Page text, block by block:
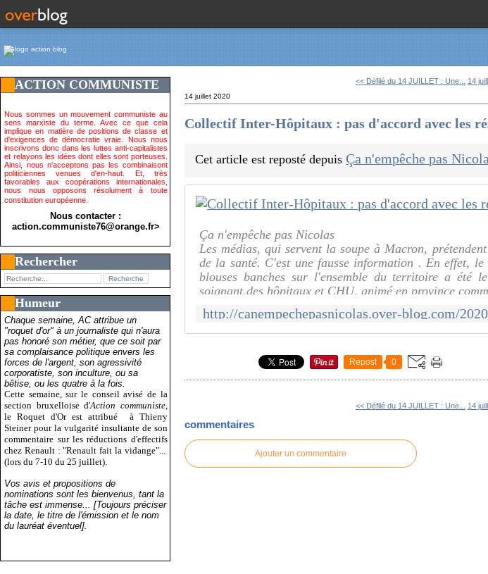
ACTION COMMUNISTE
Nous sommes un mouvement communiste au
sens marxiste du terme. Avec ce que cela
implique en matière de positions de classe et
d'exigences de démocratie vraie. Nous nous
inscrivons donc dans les luttes anti-capitalistes
et relayons les idées dont elles sont porteuses.
Ainsi, nous n'acceptons pas les combinaisont
politiciennes venues d'en-haut. Et, très
favorables aux coopérations internationales,
nous nous opposons résolument à toute
constitution européenne.
Nous contacter :
action.communiste76@orange.fr>
Rechercher
Humeur
Chaque semaine, AC attribue un
"roquet d'or" à un journaliste qui n'aura
pas honoré son métier, que ce soit par
sa complaisance politique envers les
forces de l'argent, son agressivité
corporatiste, son inculture, ou sa
bêtise, ou les quatre à la fois.
Cette semaine, sur le conseil avisé de la
section bruxelloise d'Action communiste,
le Roquet d'Or est attribué
à Thierry
Steiner pour la vulgarité insultante de son
commentaire sur les réductions d'effectifs
chez Renault : "Renault fait la vidange"...
(lors du 7-10 du 25 juillet).
Vos avis et propositions de
nominations sont les bienvenus, tant la
tâche est immense... [Toujours préciser
la date, le titre de l'émission et le nom
du lauréat éventuel].
<< Défilé du 14 JUILLET : Une... 14
14 juillet 2020
Collectif Inter-Hôpitaux : pas d'accord avec les
Cet article est reposté depuisÇa n'empêche pas
Ça n'empêche pas Nicolas
Les médias, qui servent la soupe à Macron,
de la santé. C'est une fausse information . En effet,
blouses banches sur l'ensemble du territoire a été
soignant,des hôpitaux et CHU, animé en province
Repost 0
<< Défilé du 14 JUILLET : Une... 14
commentaires
Ajouter un commentaire